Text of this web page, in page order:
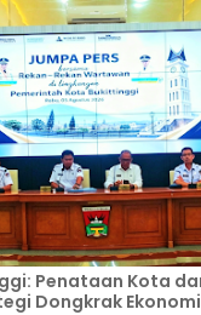
Penataan Kota
Dongkrak